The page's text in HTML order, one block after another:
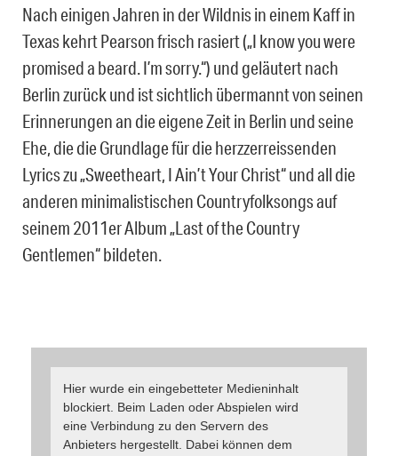
Nach einigen Jahren in der Wildnis in einem Kaff in
Texas kehrt Pearson frisch rasiert („I know you were
promised a beard. I’m sorry.“) und geläutert nach
Berlin zurück und ist sichtlich übermannt von seinen
Erinnerungen an die eigene Zeit in Berlin und seine
Ehe, die die Grundlage für die herzzerreissenden
Lyrics zu „Sweetheart, I Ain’t Your Christ“ und all die
anderen minimalistischen Countryfolksongs auf
seinem 2011er Album „Last of the Country
Gentlemen“ bildeten.
Hier wurde ein eingebetteter Medieninhalt
blockiert. Beim Laden oder Abspielen wird
eine Verbindung zu den Servern des
Anbieters hergestellt. Dabei können dem